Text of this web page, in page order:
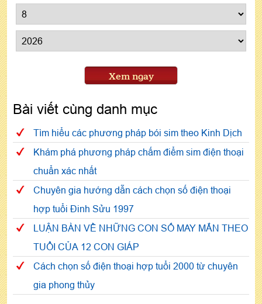
Xem ngay
Bài viết cùng danh mục
Tìm hiểu các phương pháp bói sim theo Kinh Dịch
Khám phá phương pháp chấm điểm sim điện thoại
chuẩn xác nhất
Chuyên gia hướng dẫn cách chọn số điện thoại
hợp tuổi Đinh Sửu 1997
LUẬN BÀN VỀ NHỮNG CON SỐ MAY MẮN THEO
TUỔI CỦA 12 CON GIÁP
Cách chọn số điện thoại hợp tuổi 2000 từ chuyên
gia phong thủy